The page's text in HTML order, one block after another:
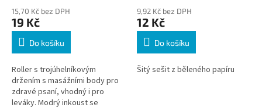
15,70 Kč bez DPH
19 Kč
Do košíku
Roller s trojúhelníkovým
držením s masážními body pro
zdravé psaní, vhodný i pro
leváky. Modrý inkoust se
9,92 Kč bez DPH
12 Kč
Do košíku
Šitý sešit z běleného papíru